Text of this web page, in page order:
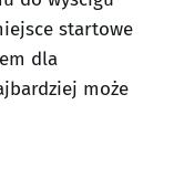
startowe
dla
może